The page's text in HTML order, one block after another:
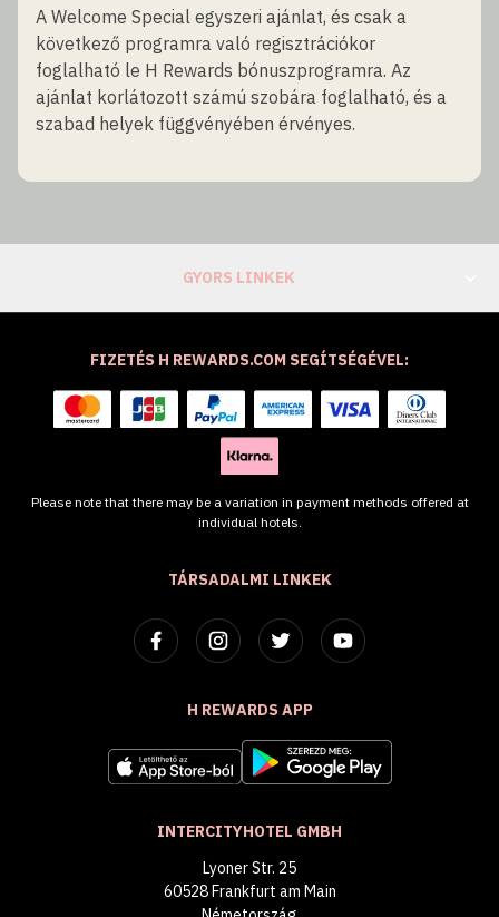
A Welcome Special egyszeri ajánlat, és csak a
következő programra való regisztrációkor
foglalható le H Rewards bónuszprogramra. Az
ajánlat korlátozott számú szobára foglalható, és a
szabad helyek függvényében érvényes.
GYORS LINKEK
TÁRSADALMI LINKEK
H REWARDS APP
INTERCITYHOTEL GMBH
Lyoner Str. 25
60528 Frankfurt am Main
FIZETÉS H REWARDS.COM SEGÍTSÉGÉVEL:
Please note that there may be a variation in payment methods offered at
individual hotels.